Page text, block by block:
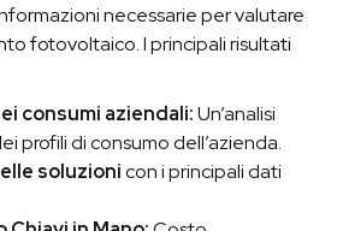
necessarie per valutare
fotovoltaico. I principali risultati
consumi aziendali:Un’analisi
profili di consumo dell’azienda.
soluzionicon i principali dati